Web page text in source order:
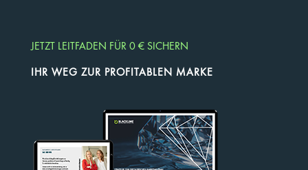
JETZT LEITFADEN FÜR 0 € SICHERN
IHR WEG ZUR PROFITABLEN MARKE